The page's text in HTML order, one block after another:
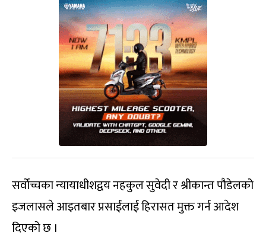
सर्वोच्चका न्यायाधीशद्वय नहकुल सुवेदी र श्रीकान्त पौडेलको
इजलासले आइतबार प्रसाईंलाई हिरासत मुक्त गर्न आदेश
दिएको छ ।